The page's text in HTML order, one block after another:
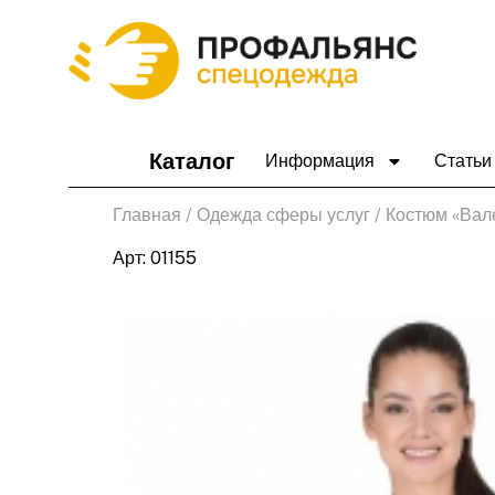
содержимому
Каталог Информация Статьи
Главная / Одежда сферы услуг / Костюм
Арт: 01155